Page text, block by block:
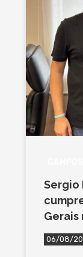
Sergio
06/08/